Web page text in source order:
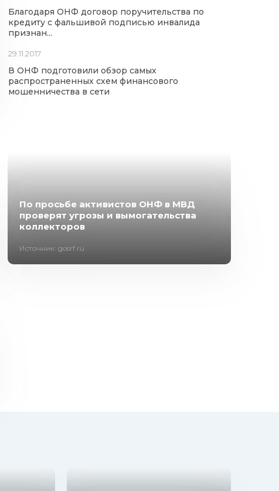
Благодаря ОНФ договор поручительства по
кредиту с фальшивой подписью инвалида
признан...
29.11.2017
В ОНФ подготовили обзор самых
распространенных схем финансового
мошенничества в сети
По просьбе активистов ОНФ в МВД
проверят угрозы и вымогательства
коллекторов
Источник: gosrf.ru